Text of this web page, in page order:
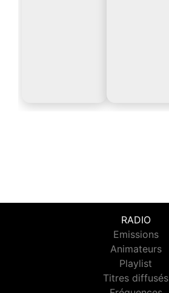
RADIO
Emissions
Animateurs
Playlist
Titres diffusés